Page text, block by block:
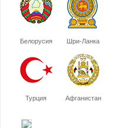
Белорусия Шри-Ланка
Турция Афганистан